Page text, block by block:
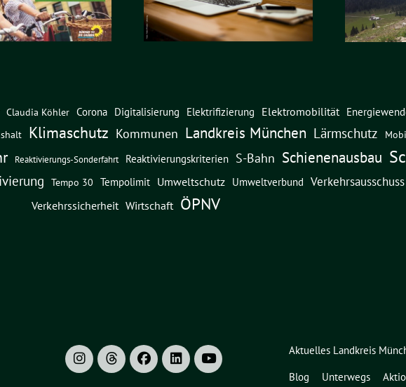
Claudia Köhler Corona Digitalisierung Elektrifizierung Elektromobilität
Klimaschutz Kommunen Landkreis München Lärmschutz
Reaktivierungs-Sonderfahrt Reaktivierungskriterien S-Bahn Schienenausbau
Tempo 30 Tempolimit Umweltschutz Umweltverbund Verkehrsausschuss
Verkehrssicherheit Wirtschaft ÖPNV
Aktuelles Landkreis
Blog
Unterwegs